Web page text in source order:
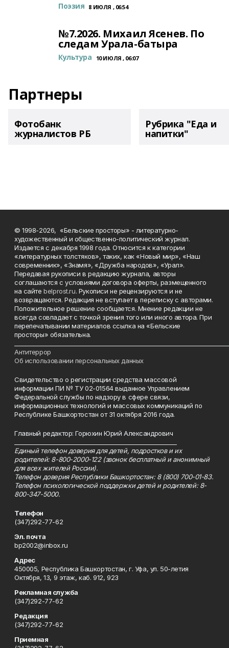
Поэзия 8 ИЮЛЯ , 06:54
№7.2026. Михаил Ясенев. По
следам Урала-батыра
Культура 10 ИЮЛЯ , 06:07
Партнеры
Фотобанк
журналистов РБ
Рубрика "Еда и
напитки"
© 1998-2026, «Бельские просторы» - литературно-
художественный и общественно-политический журнал.
Издается с декабря 1998 года. Относится к категории
«литературных толстяков», таких, как «Новый мир», «Наш
современник», «Знамя», «Дружба народов», «Урал».
Передавая рукописи в редакцию журнала, авторы
соглашаются с условиями договора оферты, размещенного
на сайтеbelprost.ru. Рукописи не рецензируются и не
возвращаются. Редакция не вступает в переписку с авторами.
Положительное решение сообщается. Мнение редакции не
всегда совпадает с точкой зрения того или иного автора. При
перепечатывании материалов ссылка на «Бельские
просторы» обязательна.
Антитеррор
Об использовании персональных данных
Свидетельство о регистрации средства массовой
информации ПИ № ТУ 02-01564 выданное Управлением
Федеральной службы по надзору в сфере связи,
информационных технологий и массовых коммуникаций по
Республике Башкортостан от 31 октября 2016 года.
Главный редактор: Горюхин Юрий Александрович
Единый телефон доверия для детей, подростков и их
родителей: 8-800-2000-122 (звонок бесплатный и анонимный
для всех жителей России).
Телефон доверия Республики Башкортостан: 8 (800) 700-01-83.
Телефон психологической поддержки детей и родителей: 8-
800-347-5000.
Телефон
(347)292-77-62
Эл. почта
bp2002@inbox.ru
Адрес
450005, Республика Башкортостан, г. Уфа, ул. 50-летия
Октября, 13, 9 этаж, каб. 912, 923
Рекламная служба
(347)292-77-62
Редакция
(347)292-77-62
Приемная